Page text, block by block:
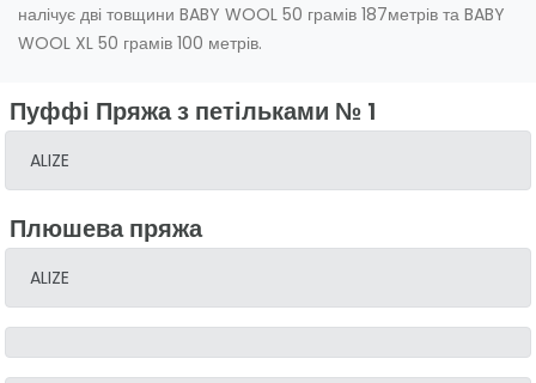
Пуффі Пряжа з петільками № 1
ALIZE
Плюшева пряжа
ALIZE
налічує дві товщини BABY WOOL 50 грамів 187метрів та BABY
WOOL XL 50 грамів 100 метрів.